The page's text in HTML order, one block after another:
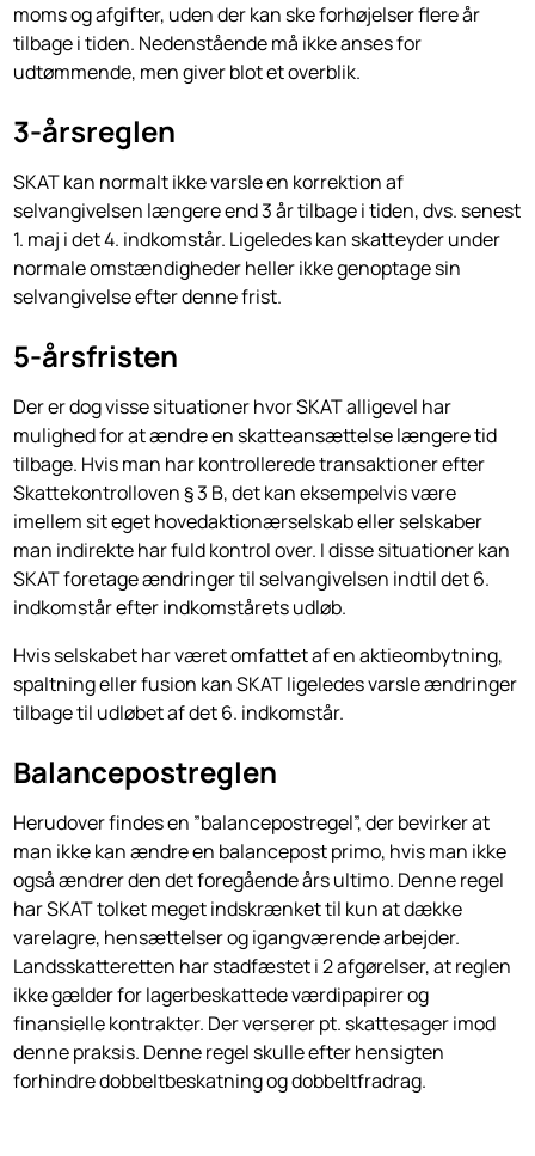
moms og afgifter, uden der kan ske forhøjelser flere år
tilbage i tiden. Nedenstående må ikke anses for
udtømmende, men giver blot et overblik.
3-årsreglen
SKAT kan normalt ikke varsle en korrektion af
selvangivelsen længere end 3 år tilbage i tiden, dvs. senest
1. maj i det 4. indkomstår. Ligeledes kan skatteyder under
normale omstændigheder heller ikke genoptage sin
selvangivelse efter denne frist.
5-årsfristen
Der er dog visse situationer hvor SKAT alligevel har
mulighed for at ændre en skatteansættelse længere tid
tilbage. Hvis man har kontrollerede transaktioner efter
Skattekontrolloven § 3 B, det kan eksempelvis være
imellem sit eget hovedaktionærselskab eller selskaber
man indirekte har fuld kontrol over. I disse situationer kan
SKAT foretage ændringer til selvangivelsen indtil det 6.
indkomstår efter indkomstårets udløb.
Hvis selskabet har været omfattet af en aktieombytning,
spaltning eller fusion kan SKAT ligeledes varsle ændringer
tilbage til udløbet af det 6. indkomstår.
Balancepostreglen
Herudover findes en ”balancepostregel”, der bevirker at
man ikke kan ændre en balancepost primo, hvis man ikke
også ændrer den det foregående års ultimo. Denne regel
har SKAT tolket meget indskrænket til kun at dække
varelagre, hensættelser og igangværende arbejder.
Landsskatteretten har stadfæstet i 2 afgørelser, at reglen
ikke gælder for lagerbeskattede værdipapirer og
finansielle kontrakter. Der verserer pt. skattesager imod
denne praksis. Denne regel skulle efter hensigten
forhindre dobbeltbeskatning og dobbeltfradrag.